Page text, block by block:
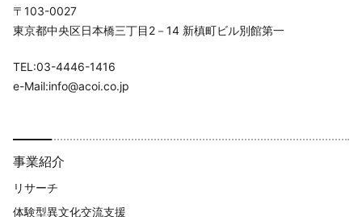
〒103-0027
東京都中央区日本橋三丁目2－14 新槙町ビル別館第一
TEL:03-4446-1416
e-Mail:info@acoi.co.jp
事業紹介
リサーチ
体験型異文化交流支援​